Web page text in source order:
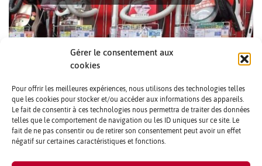
Gérer le consentement aux
cookies
Pour offrir les meilleures expériences, nous utilisons des technologies telles
que les cookies pour stocker et/ou accéder aux informations des appareils.
Le fait de consentir à ces technologies nous permettra de traiter des données
telles que le comportement de navigation ou les ID uniques sur ce site. Le
fait de ne pas consentir ou de retirer son consentement peut avoir un effet
négatif sur certaines caractéristiques et fonctions.
Il y a une chose essentielle à savoir avant même de
commencer à faire vos cartons en direction [...]